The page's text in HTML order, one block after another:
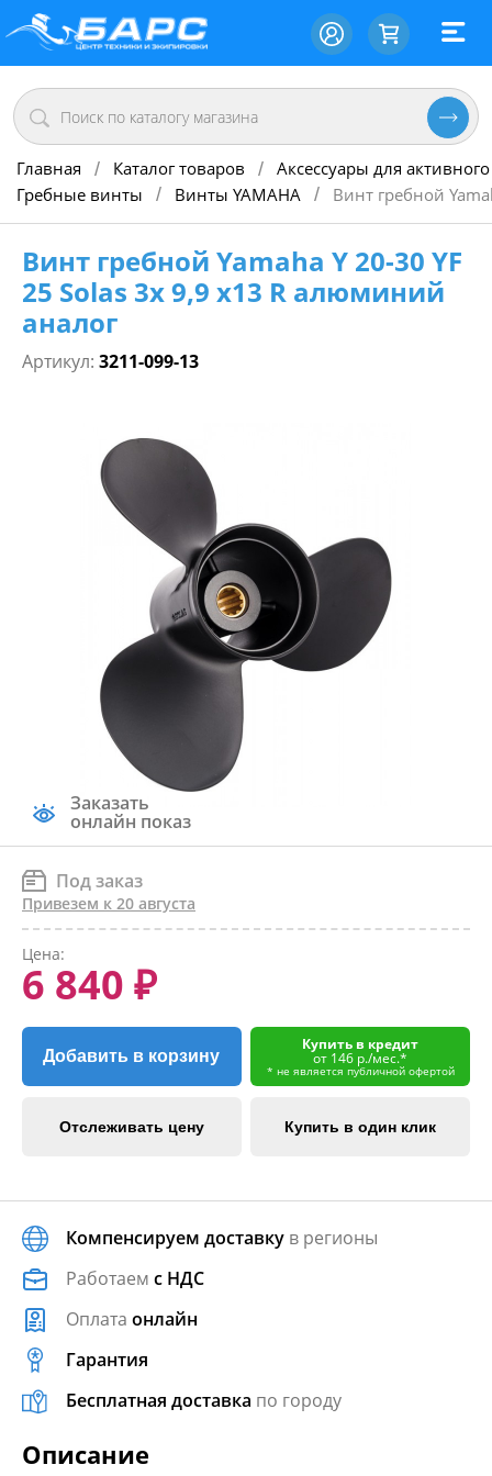
Главная / Каталог товаров / Аксессуары для
Гребные винты
/ Винты YAMAHA / Винт гребной
Винт гребной Yamaha Y 20-30 YF
25 Solas 3х 9,9 х13 R алюминий
аналог
Артикул: 3211-099-13
Заказать
онлайн показ
Под заказ
Привезем к 20 августа
Цена:
6 840 ₽
Добавить в корзину
Купить в кредит
от 146 р./мес.*
* не является публичной офертой
Отслеживать цену Купить в один клик
Компенсируем доставку в регионы
Работаем с НДС
Оплата онлайн
Гарантия
Бесплатная доставка по городу
Описание